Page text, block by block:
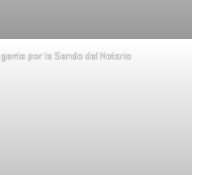
por la Senda del Notario